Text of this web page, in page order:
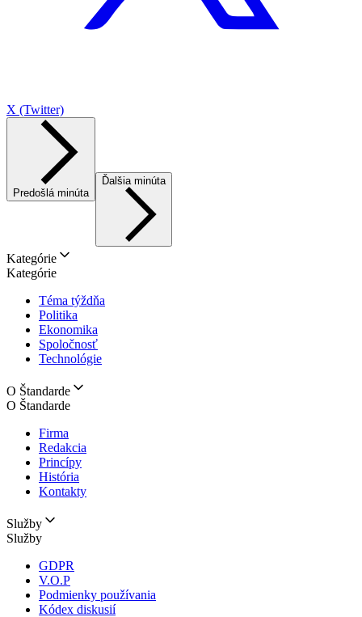
X (Twitter)
Predošlá minúta
Ďalšia minúta
Kategórie
Kategórie
Téma týždňa
Politika
Ekonomika
Spoločnosť
Technológie
O Štandarde
O Štandarde
Firma
Redakcia
Princípy
História
Kontakty
Služby
Služby
GDPR
V.O.P
Podmienky používania
Kódex diskusií